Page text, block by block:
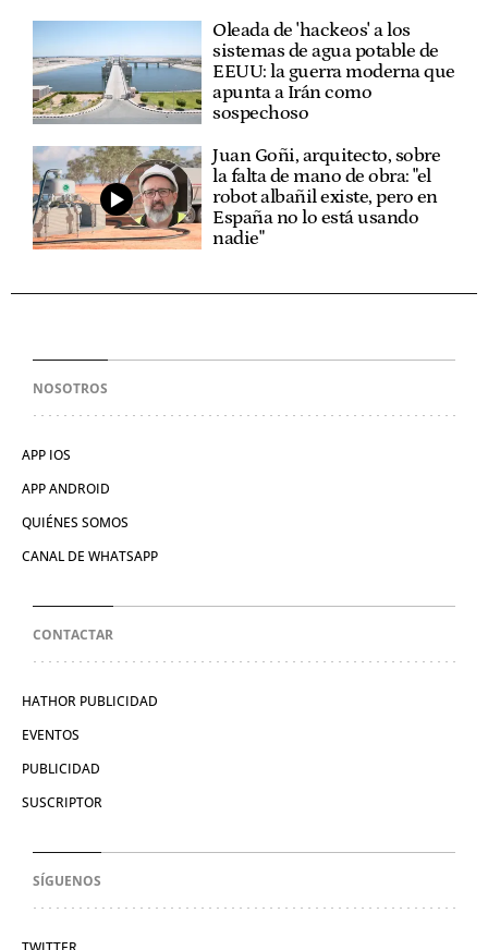
Oleada de 'hackeos' a los
sistemas de agua potable de
EEUU: la guerra moderna que
apunta a Irán como
sospechoso
Juan Goñi, arquitecto, sobre
la falta de mano de obra: "el
robot albañil existe, pero en
España no lo está usando
nadie"
NOSOTROS
APP IOS
APP ANDROID
QUIÉNES SOMOS
CANAL DE WHATSAPP
CONTACTAR
HATHOR PUBLICIDAD
EVENTOS
PUBLICIDAD
SUSCRIPTOR
SÍGUENOS